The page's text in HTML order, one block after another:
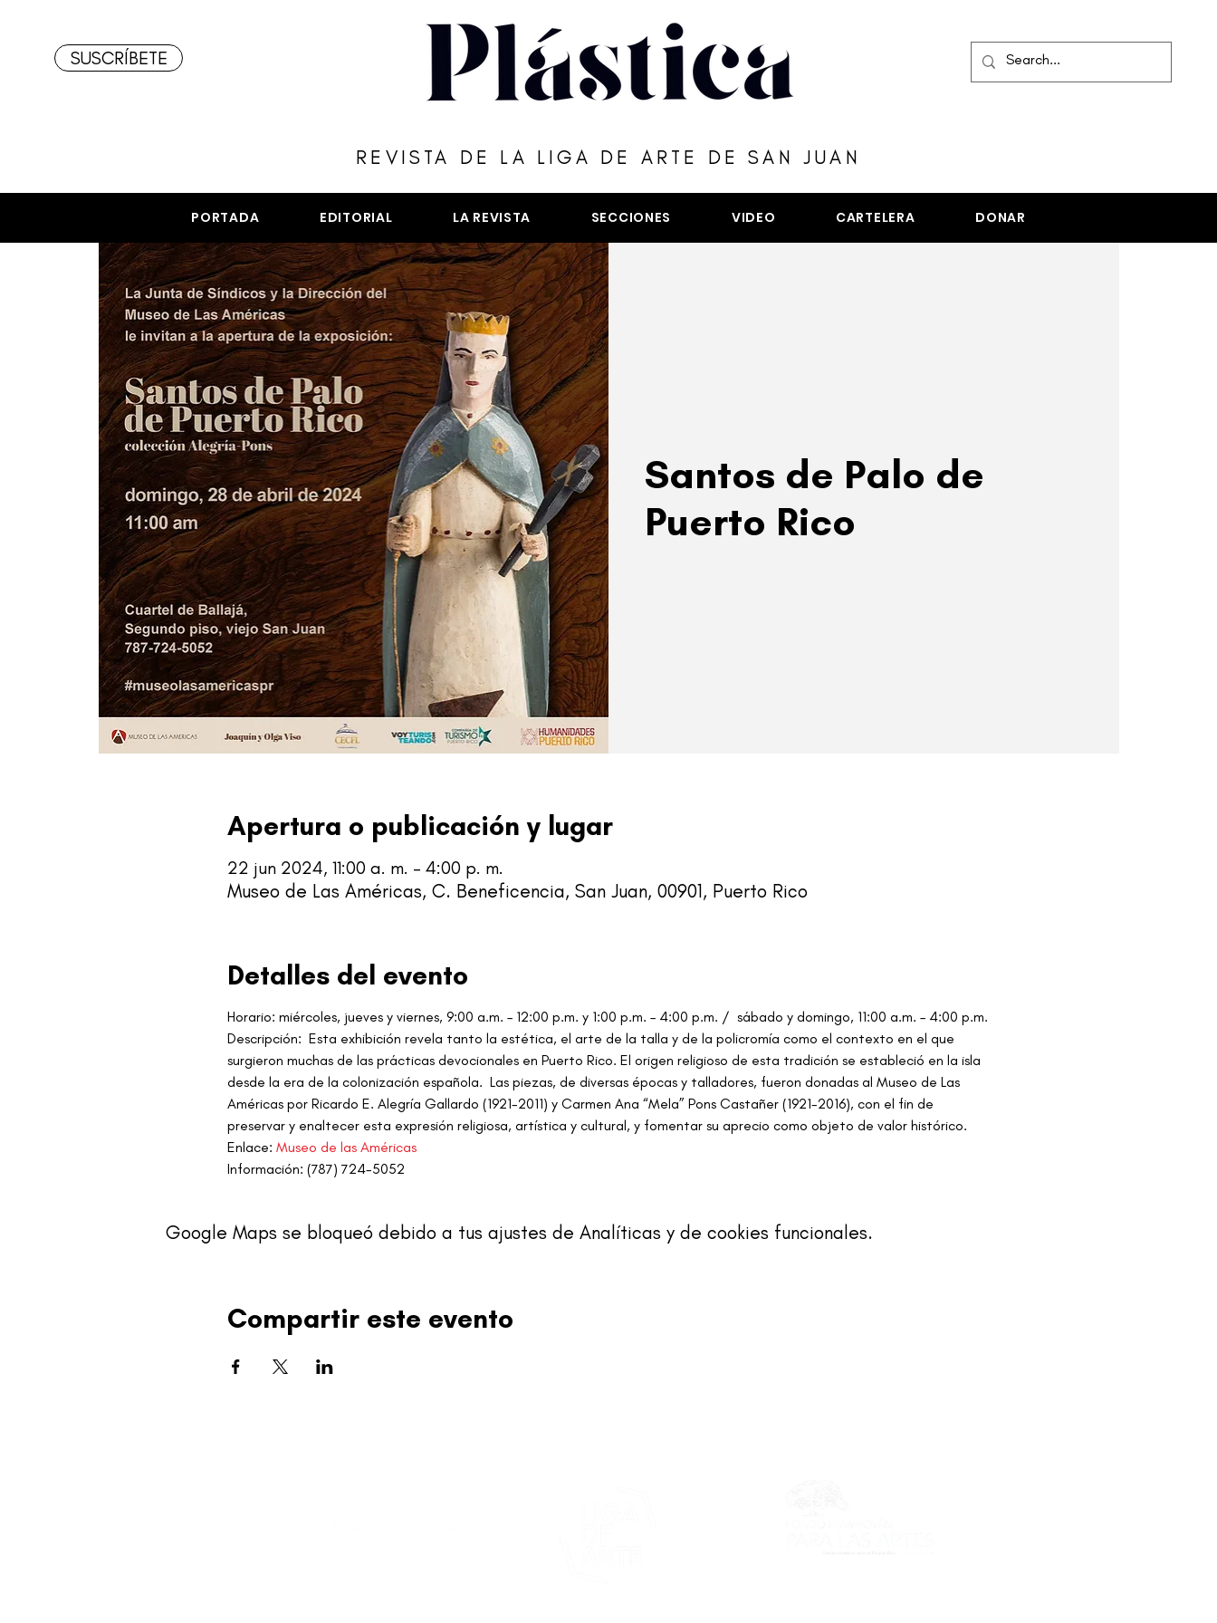
SUSCRÍBETE
REVISTA DE LA LIGA DE ARTE DE SAN JUAN
PORTADA EDITORIAL LA REVISTA SECCIONES VIDEO CARTELERA DONAR
Santos de Palo de
Puerto Rico
Apertura o publicación y lugar
22 jun 2024, 11:00 a. m. – 4:00 p. m.
Museo de Las Américas, C. Beneficencia, San Juan, 00901, Puerto Rico
Detalles del evento
Horario: miércoles, jueves y viernes, 9:00 a.m. – 12:00 p.m. y 1:00 p.m. – 4:00 p.m. /  sábado y domingo, 11:00 a.m. – 4:00 p.m.
Descripción:  Esta exhibición revela tanto la estética, el arte de la talla y de la policromía como el contexto en el que
surgieron muchas de las prácticas devocionales en Puerto Rico. El origen religioso de esta tradición se estableció en la isla
desde la era de la colonización española.  Las piezas, de diversas épocas y talladores, fueron donadas al Museo de Las
Américas por Ricardo E. Alegría Gallardo (1921-2011) y Carmen Ana “Mela” Pons Castañer (1921-2016), con el fin de
preservar y enaltecer esta expresión religiosa, artística y cultural, y fomentar su aprecio como objeto de valor histórico.
Enlace: Museo de las Américas
Información: (787) 724-5052
Google Maps se bloqueó debido a tus ajustes de Analíticas y de cookies funcionales.
Compartir este evento